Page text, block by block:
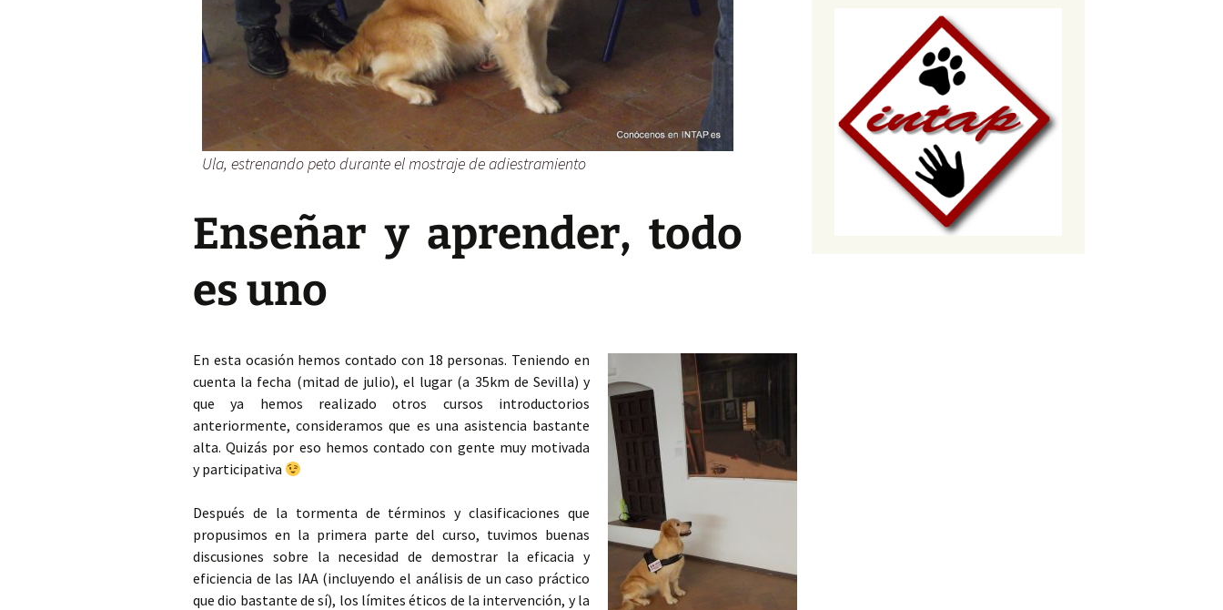
Ula, estrenando peto durante el mostraje de adiestramiento
Enseñar y aprender, todo
es uno
En esta ocasión hemos contado con 18 personas. Teniendo en
cuenta la fecha (mitad de julio), el lugar (a 35km de Sevilla) y
que ya hemos realizado otros cursos introductorios
anteriormente, consideramos que es una asistencia bastante
alta. Quizás por eso hemos contado con gente muy motivada
y participativa
Después de la tormenta de términos y clasificaciones que
propusimos en la primera parte del curso, tuvimos buenas
discusiones sobre la necesidad de demostrar la eficacia y
eficiencia de las IAA (incluyendo el análisis de un caso práctico
que dio bastante de sí), los límites éticos de la intervención, y la